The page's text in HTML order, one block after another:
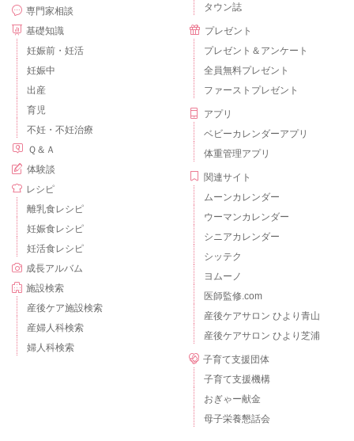
専門家相談
基礎知識
妊娠前・妊活
妊娠中
出産
育児
不妊・不妊治療
Ｑ＆Ａ
体験談
レシピ
離乳食レシピ
妊娠食レシピ
妊活食レシピ
成長アルバム
施設検索
産後ケア施設検索
産婦人科検索
婦人科検索
タウン誌
プレゼント
プレゼント＆アンケート
全員無料プレゼント
ファーストプレゼント
アプリ
ベビーカレンダーアプリ
体重管理アプリ
関連サイト
ムーンカレンダー
ウーマンカレンダー
シニアカレンダー
シッテク
ヨムーノ
医師監修.com
産後ケアサロン ひより青山
産後ケアサロン ひより芝浦
子育て支援団体
子育て支援機構
おぎゃー献金
母子栄養懇話会